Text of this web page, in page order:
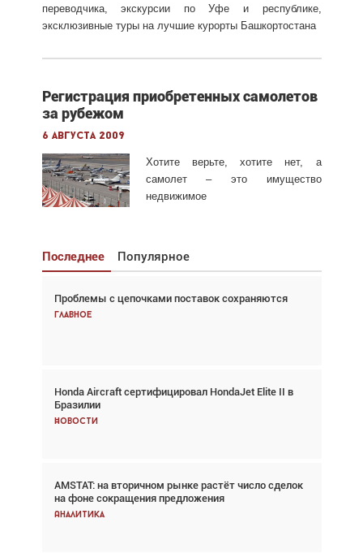
переводчика, экскурсии по Уфе и республике,
эксклюзивные туры на лучшие курорты Башкортостана
Регистрация приобретенных самолетов
за рубежом
6 августа 2009
Хотите верьте, хотите нет, а
самолет – это имущество
недвижимое
Последнее Популярное
Проблемы с цепочками поставок сохраняются
Главное
Honda Aircraft сертифицировал HondaJet Elite II в
Бразилии
Новости
AMSTAT: на вторичном рынке растёт число сделок
на фоне сокращения предложения
Аналитика
Взгляд с высоты: тандем вертолётов и БПЛА в
спасательных операциях
Авиационный фотограф Дэйв Кох: «Фотография
говорит сама за себя... а ИИ всё портит»
Новости
Проблемы с цепочками поставок сохраняются
Аналитика